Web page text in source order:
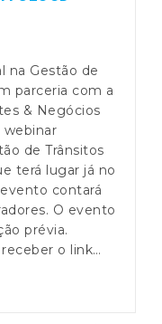
na Gestão de
parceria com a
& Negócios
webinar
de Trânsitos
terá lugar já no
contará
O evento
prévia.
o link…